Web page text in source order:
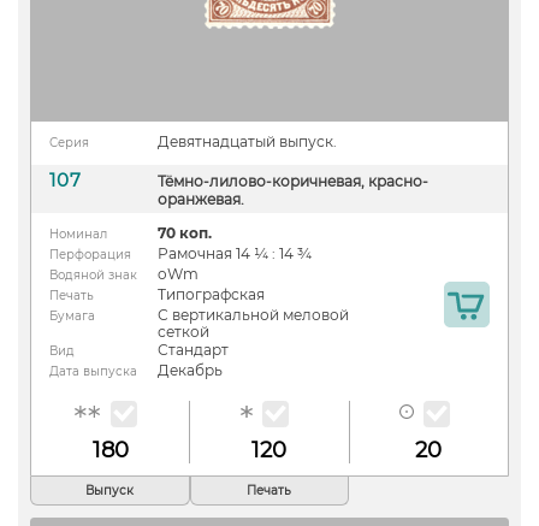
Серия Девятнадцатый выпуск.
107
Тёмно-лилово-коричневая, красно-
оранжевая.
Номинал 70 коп.
Перфорация Рамочная 14 ¼ : 14 ¾
Водяной знак oWm
Печать Типографская
Бумага
С вертикальной меловой
сеткой
Вид Стандарт
Дата выпуска Декабрь
180 120 20
Выпуск Печать